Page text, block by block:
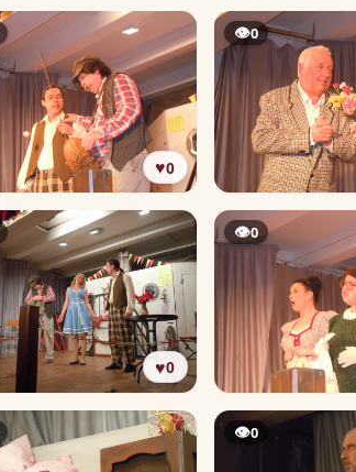
♥0
👁0
♥0
👁0
👁0